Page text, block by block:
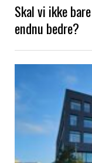
Skal vi ikke
endnu bedre?